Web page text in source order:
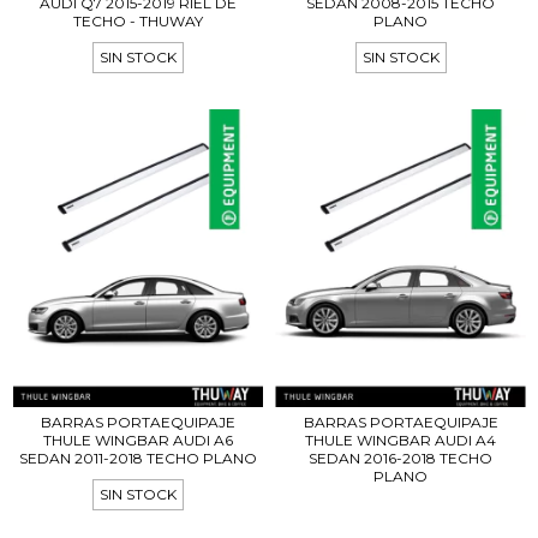
TECHO - THUWAY
SIN STOCK
PLANO
SIN STOCK
BARRAS PORTAEQUIPAJE
THULE WINGBAR AUDI A6
SEDAN 2011-2018 TECHO PLANO
SIN STOCK
BARRAS PORTAEQUIPAJE
THULE WINGBAR AUDI A4
SEDAN 2016-2018 TECHO
PLANO